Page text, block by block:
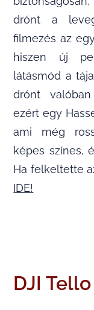
drónt a
filmezés az
hiszen új
látásmód a
drónt
ezért egy
ami még
képes színes,
Ha felkeltette
IDE!
DJI Tello